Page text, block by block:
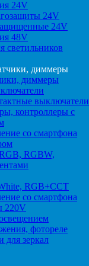
24V
24V
24V
48V
светильников
диммеры
выключатели
контроллеры с
со смартфона
RGBW,
RGB+CCT
со смартфона
220V
фотореле
для зеркал